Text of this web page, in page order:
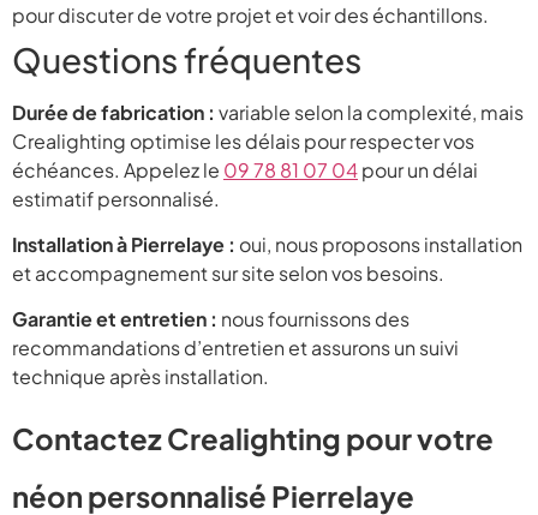
pour discuter de votre projet et voir des échantillons.
Questions fréquentes
Durée de fabrication : variable selon la complexité, mais
Crealighting optimise les délais pour respecter vos
échéances. Appelez le 09 78 81 07 04pour un délai
estimatif personnalisé.
Installation à Pierrelaye : oui, nous proposons installation
et accompagnement sur site selon vos besoins.
Garantie et entretien : nous fournissons des
recommandations d’entretien et assurons un suivi
technique après installation.
Contactez Crealighting pour votre
néon personnalisé Pierrelaye